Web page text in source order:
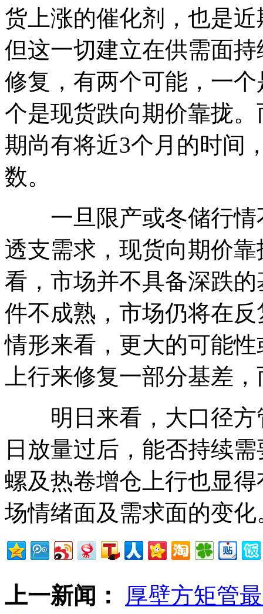
货上涨的催化剂，也是
但这一切建立在供需面
修复，有两个可能，一
个是现货跌向期价靠拢
期尚有将近3个月的时间
数。
一旦限产或冬储行情
透支需求，现货向期价
看，市场并不具备深跌
件不成熟，市场仍将在
情形来看，更大的可能
上行来修复一部分基差
明日来看，大口径方
日放量过后，能否持续
螺及热卷增仓上行也显
场情绪面及需求面的变化
上一新闻：
厚壁方矩管